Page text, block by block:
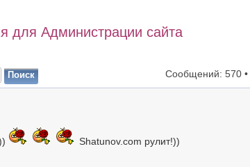
для Администрации сайта
Сообщений: 570 •
Shatunov.com рулит!))